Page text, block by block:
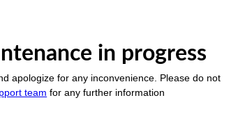
in progress
apologize for any inconvenience. Please do not
team for any further information